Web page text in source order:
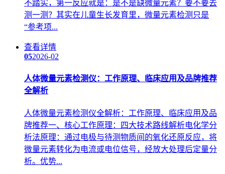
不踏实，第一反应就是：是不是缺微量元素？要不要去
测一测？其实在儿童生长发育里，微量元素检测只是
“参考项...
查看详情
052026-02
人体微量元素检测仪：工作原理、临床应用及品牌推荐
全解析
人体微量元素检测仪全解析：工作原理、临床应用及品
牌推荐一、核心工作原理：四大技术路线解析电化学分
析法原理：通过电极与待测物质间的氧化还原反应，将
微量元素转化为电流或电位信号，经放大处理后定量分
析。优势...